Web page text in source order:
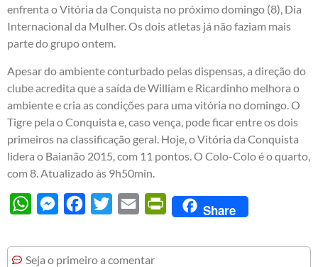
enfrenta o Vitória da Conquista no próximo domingo (8), Dia
Internacional da Mulher. Os dois atletas já não faziam mais
parte do grupo ontem.
Apesar do ambiente conturbado pelas dispensas, a direção do
clube acredita que a saída de William e Ricardinho melhora o
ambiente e cria as condições para uma vitória no domingo. O
Tigre pela o Conquista e, caso vença, pode ficar entre os dois
primeiros na classificação geral. Hoje, o Vitória da Conquista
lidera o Baianão 2015, com 11 pontos. O Colo-Colo é o quarto,
com 8. Atualizado às 9h50min.
WhatsAppMessengerFacebook
Twitter Email PrintFriendly
Share
Seja o primeiro a comentar